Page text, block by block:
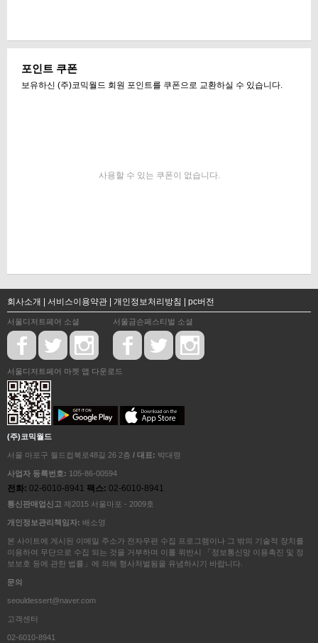
포인트 쿠폰
보유하신 (주)코믹월드 회원 포인트를 쿠폰으로 교환하실 수 있습니다.
사용할 수 있는 쿠폰이 없습니다.
회사소개 | 서비스이용약관 | 개인정보처리방침 | pc버전
서울디저트페어 소셜 서울금손페스티벌 소셜
서울디저트페어 마켓 앱 다운로드
(주)코믹월드
서울 마포구 월드컵북로48길 26 2층 / 대표: 박대령
사업자 등록번호: 105-86-00594
전화: 02-6010-8941 팩스: 02-6010-8941
통신판매업신고 제2015 서울마포 - 2009호
개인정보관리책임자: 배소영
본 사이트에 게시된 이메일 주소가 전자우편 수집 프로그램이나 그 밖의 기술적 장치를
이용하여 무단으로 수집 되는 것을 거부하며 이를 위반시 「정보통신망 이용촉진 및 정
보보호 등에 관한 법률」에 의해 형사처벌됨을 유념하시기 바랍니다.
문의
seouldessert@naver.com
고객센터
02-6010-8941